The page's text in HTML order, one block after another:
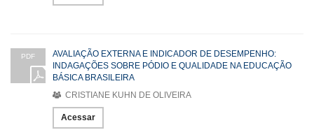
PDF
AVALIAÇÃO EXTERNA E INDICADOR DE DESEMPENHO:
INDAGAÇÕES SOBRE PÓDIO E QUALIDADE NA EDUCAÇÃO
BÁSICA BRASILEIRA
CRISTIANE KUHN DE OLIVEIRA
Acessar